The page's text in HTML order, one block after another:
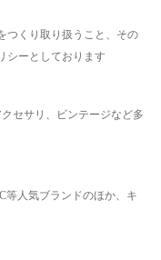
つくり取り扱うこと、その
シーとしております
セサリ、ビンテージなど多
等人気ブランドのほか、キ